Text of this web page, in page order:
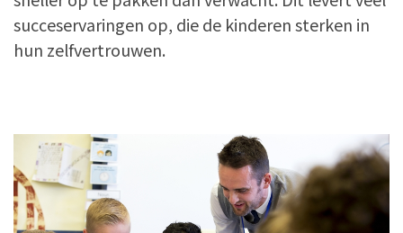
succeservaringen op, die de kinderen sterken in
hun zelfvertrouwen.